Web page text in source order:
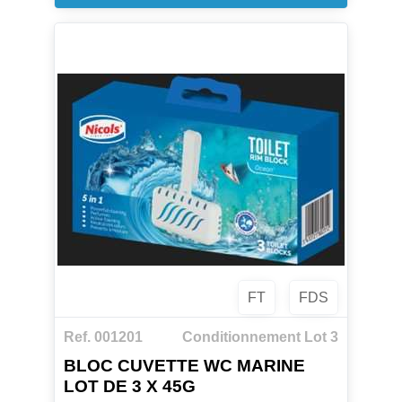
puisse provoquer un bouchon dans les
utilisation.
Produit réalisé à partir de matières
premières d'origine végétale et/ou
minérale.
FT FDS
Ref. 001201 Conditionnement Lot 3
BLOC CUVETTE WC MARINE
LOT DE 3 X 45G